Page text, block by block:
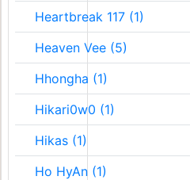
Heartbreak 117 (1)
Heaven Vee (5)
Hhongha (1)
Hikari0w0 (1)
Hikas (1)
Ho HyAn (1)